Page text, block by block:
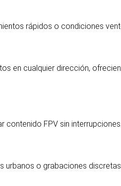
rápidos o condiciones
en cualquier dirección,
contenido FPV sin interrupciones.
urbanos o grabaciones